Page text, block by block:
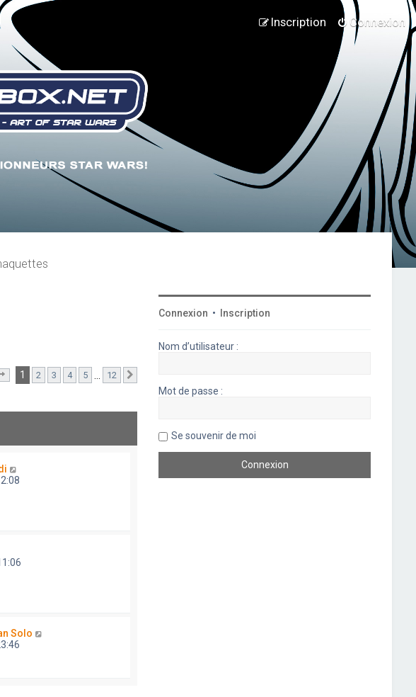
Connexion
Inscription
Page sur 12
1 2 3 4 5 12
Solo
Connexion • Inscription
Nom d’utilisateur :
Mot de passe :
Se souvenir de moi